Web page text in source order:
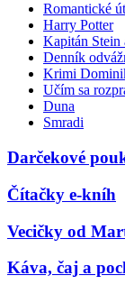
Romantické
Harry Potter
Kapitán Stein
Denník
Krimi
Učím sa
Duna
Smradi
Darčekové
Čítačky e-kníh
Vecičky od
Káva, čaj a